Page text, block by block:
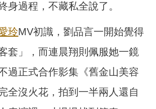
身過程，不藏私全說了。
玲MV初識，劉品言一開始覺得
套」，而連晨翔則佩服她一鏡
過正式合作影集《舊金山美容
全沒火花，拍到一半兩人還自